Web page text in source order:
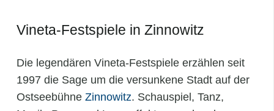
Vineta‑Festspiele in Zinnowitz
Die legendären Vineta-Festspiele erzählen seit
1997 die Sage um die versunkene Stadt auf der
Ostseebühne Zinnowitz. Schauspiel, Tanz,